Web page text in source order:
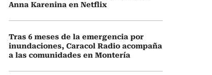
Anna Karenina en Netflix
Tras 6 meses de la emergencia por
inundaciones, Caracol Radio acompaña
a las comunidades en Montería